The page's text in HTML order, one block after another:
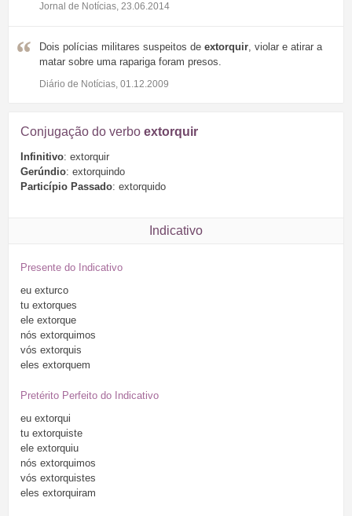
Jornal de Notícias, 23.06.2014
Dois polícias militares suspeitos de extorquir, violar e atirar a
matar sobre uma rapariga foram presos.
Diário de Notícias, 01.12.2009
Conjugação do verbo extorquir
Infinitivo: extorquir
Gerúndio: extorquindo
Particípio Passado: extorquido
Indicativo
Presente do Indicativo
eu exturco
tu extorques
ele extorque
nós extorquimos
vós extorquis
eles extorquem
Pretérito Perfeito do Indicativo
eu extorqui
tu extorquiste
ele extorquiu
nós extorquimos
vós extorquistes
eles extorquiram